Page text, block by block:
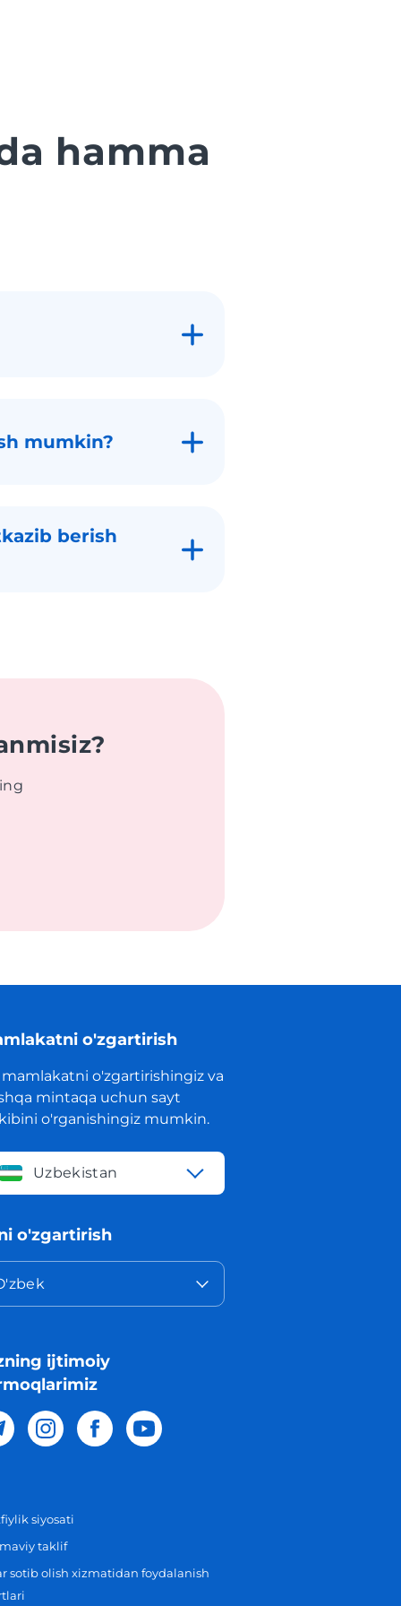
hamma
mumkin?
berish
o'zgartirish
mamlakatni o'zgartirishingiz va
mintaqa uchun sayt
o'rganishingiz mumkin.
Uzbekistan
o'zgartirish
ijtimoiy
siyosati
taklif
sotib olish xizmatidan foydalanish